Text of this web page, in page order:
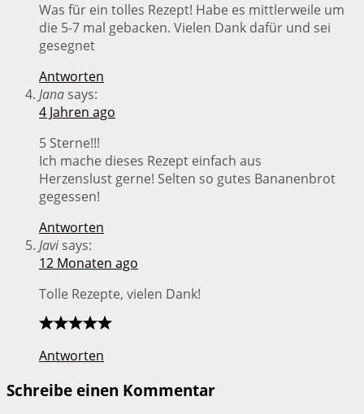
Was für ein tolles Rezept! Habe es mittlerweile um
die 5-7 mal gebacken. Vielen Dank dafür und sei
gesegnet
Antworten
Jana says:
4 Jahren ago
5 Sterne!!!
Ich mache dieses Rezept einfach aus
Herzenslust gerne! Selten so gutes Bananenbrot
gegessen!
Antworten
Javi says:
12 Monaten ago
Tolle Rezepte, vielen Dank!
Antworten
Schreibe einen Kommentar